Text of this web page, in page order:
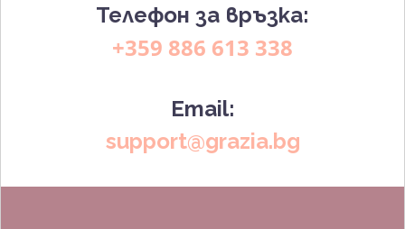
Телефон за връзка:
+359 886 613 338
Email:
support@grazia.bg